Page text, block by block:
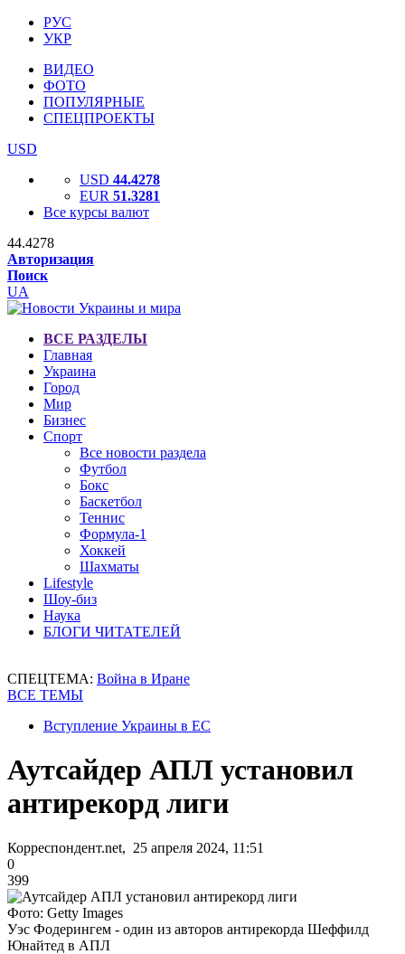
РУС
УКР
ВИДЕО
ФОТО
ПОПУЛЯРНЫЕ
СПЕЦПРОЕКТЫ
USD
USD 44.4278
EUR 51.3281
Все курсы валют
44.4278
Авторизация
Поиск
UA
ВСЕ РАЗДЕЛЫ
Главная
Украина
Город
Мир
Бизнес
Спорт
Все новости раздела
Футбол
Бокс
Баскетбол
Теннис
Формула-1
Хоккей
Шахматы
Lifestyle
Шоу-биз
Наука
БЛОГИ ЧИТАТЕЛЕЙ
СПЕЦТЕМА: Война в Иране
ВСЕ ТЕМЫ
Вступление Украины в ЕС
Аутсайдер АПЛ установил
антирекорд лиги
Корреспондент.net, 25 апреля 2024, 11:51
0
399
Фото: Getty Images
Уэс Фодерингем - один из авторов антирекорда Шеффилд
Юнайтед в АПЛ